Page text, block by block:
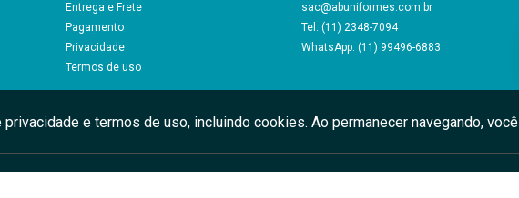
Entrega e Frete
Pagamento
Privacidade
Termos de uso
sac@abuniformes.com.br
Tel: (11) 2348-7094
WhatsApp: (11) 99496-6883
e termos de uso, incluindo cookies. Ao permanecer navegando,